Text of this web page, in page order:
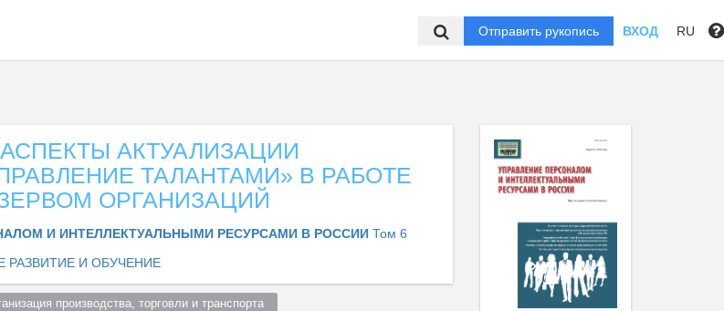
Отправить рукопись ВХОД RU
АКТУАЛИЗАЦИИ
ТАЛАНТАМИ» В РАБОТЕ
ОРГАНИЗАЦИЙ
И ИНТЕЛЛЕКТУАЛЬНЫМИ РЕСУРСАМИ В РОССИИ Том 6
И ОБУЧЕНИЕ
производства, торговли и транспорта